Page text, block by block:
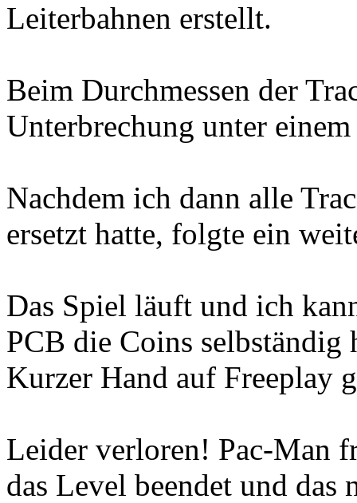
Leiterbahnen erstellt.
Beim Durchmessen der
Unterbrechung unter
Nachdem ich dann alle
ersetzt hatte, folgte ein
Das Spiel läuft und ich
PCB die Coins selbständig
Kurzer Hand auf Freeplay
Leider verloren! Pac-Man
das Level beendet und das